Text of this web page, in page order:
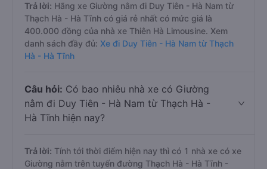
Trả lời: Hãng xe Giường nằm đi Duy Tiên - Hà Nam từ
Thạch Hà - Hà Tĩnh có giá rẻ nhất có mức giá là
400.000 đồng của nhà xe Thiên Hà Limousine. Xem
danh sách đầy đủ: Xe đi Duy Tiên - Hà Nam từ Thạch
Hà - Hà Tĩnh
Câu hỏi: Có bao nhiêu nhà xe có Giường
nằm đi Duy Tiên - Hà Nam từ Thạch Hà -
Hà Tĩnh hiện nay?
Trả lời: Tính tới thời điểm hiện nay thì có 1 nhà xe có xe
Giường nằm trên tuyến đường Thạch Hà - Hà Tĩnh -